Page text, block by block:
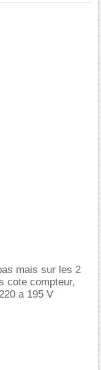
mais sur les 2
cote compteur,
a 195 V